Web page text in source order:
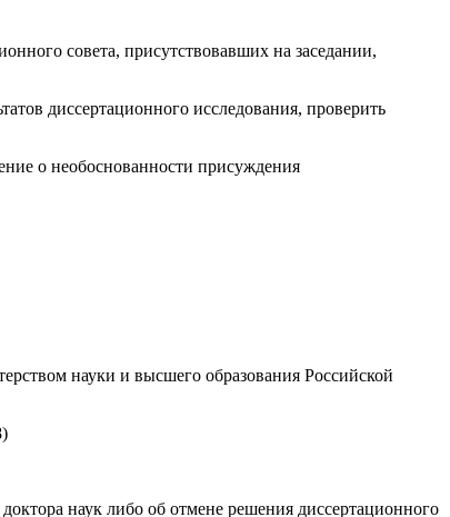
совета, присутствовавших на заседании,
диссертационного исследования, проверить
о необоснованности присуждения
науки и высшего образования Российской
наук либо об отмене решения диссертационного